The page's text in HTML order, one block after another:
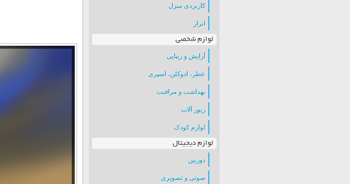
کاربردی منزل
ابزار
لوازم شخصی
آرایش و زیبایی
عطر، ادوکلن، اسپری
بهداشت و مراقبت
زیور آلات
لوازم کودک
لوازم دیجیتال
دوربین
صوتی و تصویری